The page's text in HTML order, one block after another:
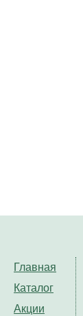
Главная
Каталог
Акции